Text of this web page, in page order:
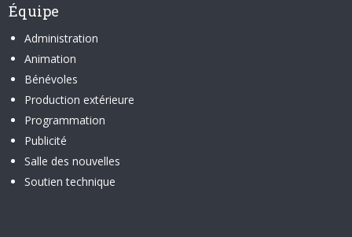
Équipe
Administration
Animation
Bénévoles
Production extérieure
Programmation
Publicité
Salle des nouvelles
Soutien technique